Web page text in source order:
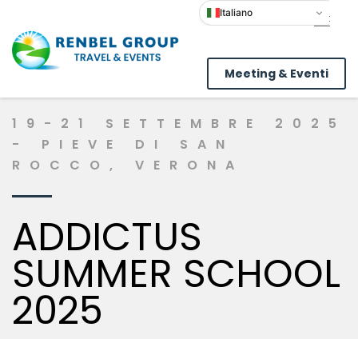
Meeting & Eventi
19-21 SETTEMBRE 2025
- PIEVE DI SAN
ROCCO, VERONA
ADDICTUS
SUMMER SCHOOL
2025
Italiano